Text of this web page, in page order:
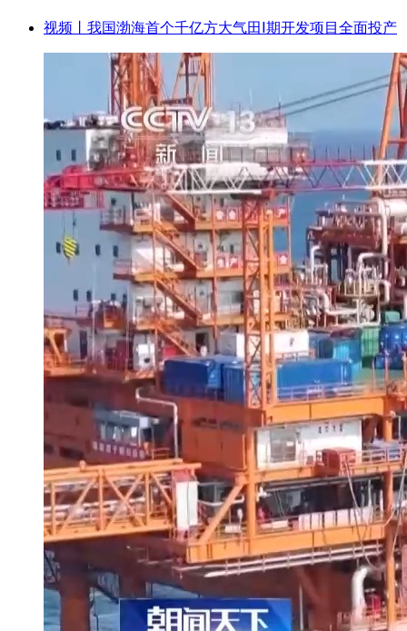
视频丨我国渤海首个千亿方大气田Ⅰ期开发项目全面投产